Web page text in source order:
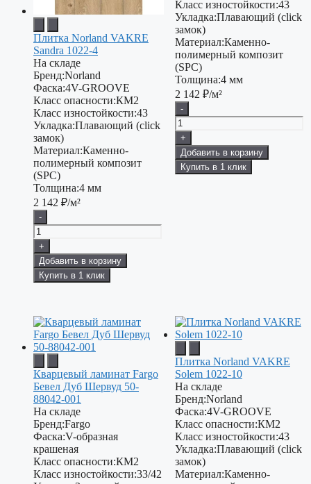
Плитка Norland VAKRE
Sandra 1022-4
На складе
Бренд:Norland
Фаска:4V-GROOVE
Класс опасности:КМ2
Класс изностойкости:43
Укладка:Плавающий (click
замок)
Материал:Каменно-
полимерный композит
(SPC)
Толщина:4 мм
2 142 ₽/м²
-
+
Добавить в корзину
Купить в 1 клик
Класс изностойкости:43
Укладка:Плавающий (click
замок)
Материал:Каменно-
полимерный композит
(SPC)
Толщина:4 мм
2 142 ₽/м²
-
+
Добавить в корзину
Купить в 1 клик
Кварцевый ламинат Fargo
Бевел Дуб Шервуд 50-
88042-001
На складе
Бренд:Fargo
Фаска:V-образная
крашеная
Класс опасности:КМ2
Класс изностойкости:33/42
Плитка Norland VAKRE
Solem 1022-10
На складе
Бренд:Norland
Фаска:4V-GROOVE
Класс опасности:КМ2
Класс изностойкости:43
Укладка:Плавающий (click
замок)
Материал:Каменно-